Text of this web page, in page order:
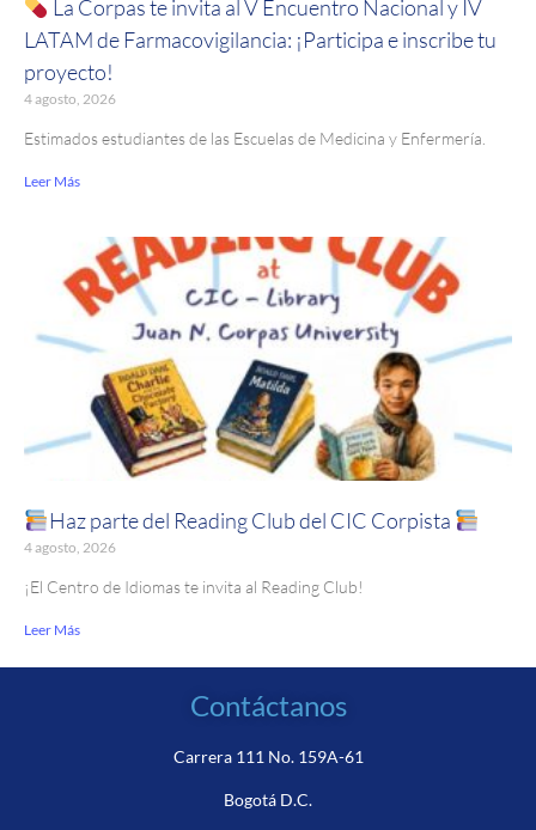
La Corpas te invita al V Encuentro Nacional y IV
LATAM de Farmacovigilancia: ¡Participa e inscribe tu
proyecto!
4 agosto, 2026
Estimados estudiantes de las Escuelas de Medicina y Enfermería.
Leer Más
Haz parte del Reading Club del CIC Corpista
4 agosto, 2026
¡El Centro de Idiomas te invita al Reading Club!
Leer Más
Contáctanos
Carrera 111 No. 159A-61
Bogotá D.C.